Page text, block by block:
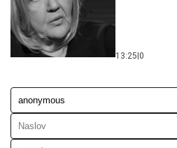
13:25|0